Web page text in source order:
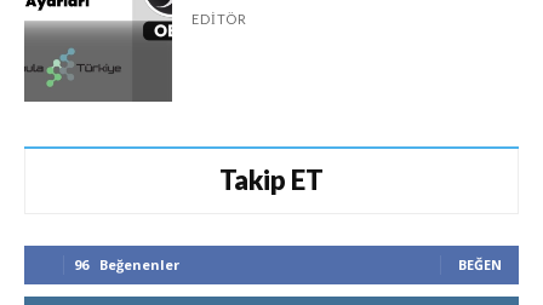
EDITÖR
Takip ET
96 Beğenenler BEĞEN